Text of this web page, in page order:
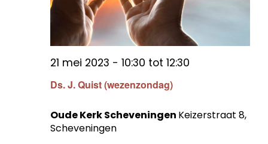
Ds. J. Quist (wezenzondag)
21 mei 2023 - 10:30 tot 12:30
Oude Kerk Scheveningen Keizerstraat 8,
Scheveningen